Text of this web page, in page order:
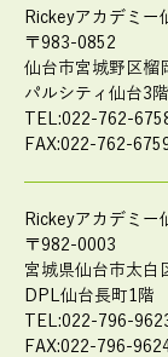
Rickeyアカデミー
〒983-0852
仙台市宮城野区榴
パルシティ仙台3階
TEL:022-762-
FAX:022-762-
Rickeyアカデミー
〒982-0003
宮城県仙台市太白
DPL仙台長町1階
TEL:022-796-
FAX:022-796-